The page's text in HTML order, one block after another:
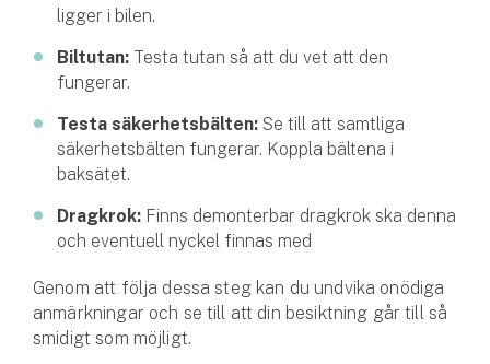
ligger i bilen.
Biltutan: Testa tutan så att du vet att den
fungerar.
Testa säkerhetsbälten: Se till att samtliga
säkerhetsbälten fungerar. Koppla bältena i
baksätet.
Dragkrok: Finns demonterbar dragkrok ska denna
och eventuell nyckel finnas med
Genom att följa dessa steg kan du undvika onödiga
anmärkningar och se till att din besiktning går till så
smidigt som möjligt.